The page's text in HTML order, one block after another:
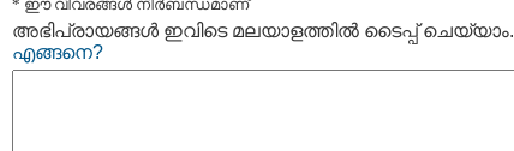
* ഈ വിവരങ്ങള്‍ നിര്‍ബന്ധമാണ്
അഭിപ്രായങ്ങള്‍ ഇവിടെ മലയാളത്തില്‍ ടൈപ്പ് ചെയ്യാം.
എങ്ങനെ?